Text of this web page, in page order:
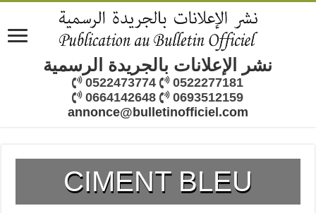
نشر الإعلانات بالجريدة الرسمية
0522473774
0522277181
0664142648
0693512159
annonce@bulletinofficiel.com
CIMENT BLEU